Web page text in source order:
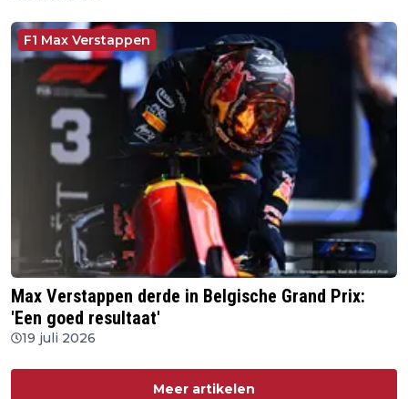
F1 Max Verstappen
Max Verstappen derde in Belgische Grand Prix:
'Een goed resultaat'
19 juli 2026
Meer artikelen